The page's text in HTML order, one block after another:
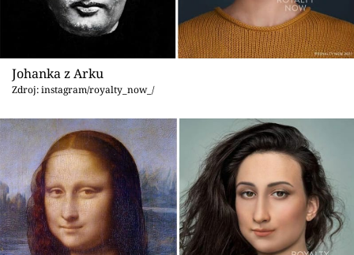
Johanka z Arku
Zdroj: instagram/royalty_now_/